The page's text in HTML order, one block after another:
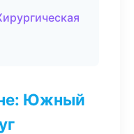
Южный